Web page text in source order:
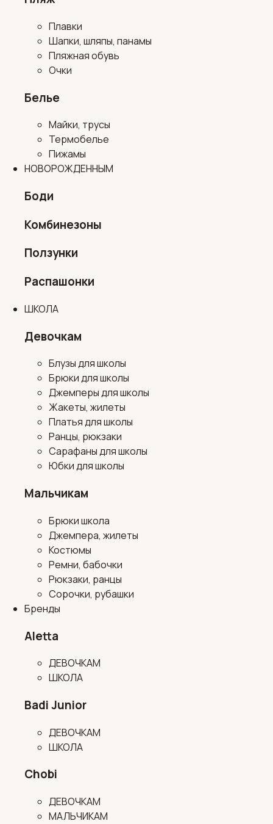
Плавки
Шапки, шляпы, панамы
Пляжная обувь
Очки
Белье
Майки, трусы
Термобелье
Пижамы
НОВОРОЖДЕННЫМ
Боди
Комбинезоны
Ползунки
Распашонки
ШКОЛА
Девочкам
Блузы для школы
Брюки для школы
Джемперы для школы
Жакеты, жилеты
Платья для школы
Ранцы, рюкзаки
Сарафаны для школы
Юбки для школы
Мальчикам
Брюки школа
Джемпера, жилеты
Костюмы
Ремни, бабочки
Рюкзаки, ранцы
Сорочки, рубашки
Бренды
Aletta
ДЕВОЧКАМ
ШКОЛА
Badi Junior
ДЕВОЧКАМ
ШКОЛА
Chobi
ДЕВОЧКАМ
МАЛЬЧИКАМ